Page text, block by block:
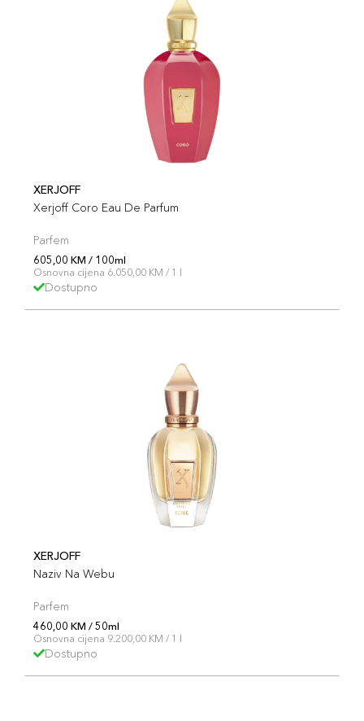
XERJOFF
Xerjoff Coro Eau De Parfum
Parfem
605,00 KM / 100ml
Osnovna cijena 6.050,00 KM / 1 l
Dostupno
XERJOFF
Naziv Na Webu
Parfem
460,00 KM / 50ml
Osnovna cijena 9.200,00 KM / 1 l
Dostupno